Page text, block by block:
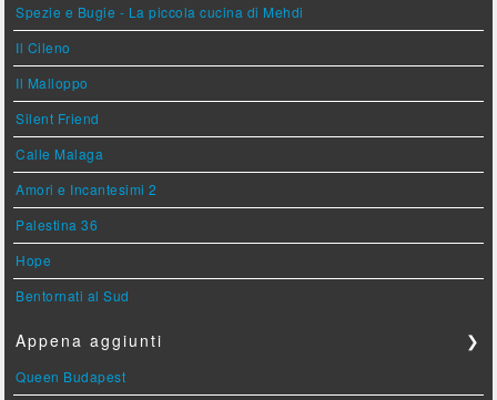
Spezie e Bugie - La piccola cucina di Mehdi
Il Cileno
Il Malloppo
Silent Friend
Calle Malaga
Amori e Incantesimi 2
Palestina 36
Hope
Bentornati al Sud
Appena aggiunti ❯
Queen Budapest